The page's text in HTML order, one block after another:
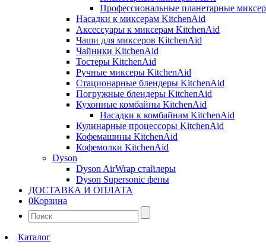
Профессиональные планетарные
Насадки к миксерам KitchenAid
Аксессуары к миксерам KitchenAid
Чаши для миксеров KitchenAid
Чайники KitchenAid
Тостеры KitchenAid
Ручные миксеры KitchenAid
Стационарные блендеры KitchenAid
Погружные блендеры KitchenAid
Кухонные комбайны KitchenAid
Насадки к комбайнам KitchenAid
Кулинарные процессоры KitchenAid
Кофемашины KitchenAid
Кофемолки KitchenAid
Dyson
Dyson AirWrap стайлеры
Dyson Supersonic фены
ДОСТАВКА И ОПЛАТА
0Корзина
Найти:
Каталог